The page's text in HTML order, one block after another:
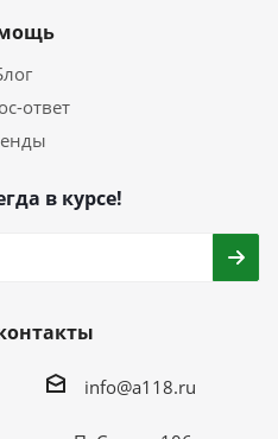
ответ
в курсе!
info@a118.ru